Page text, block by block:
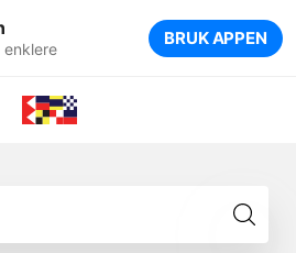
enklere BRUK APPEN